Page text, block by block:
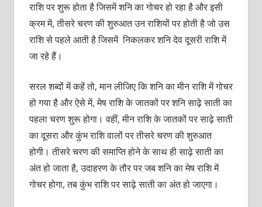
राशि पर शुरू होता है जिसमें शनि का गोचर हो रहा है और इसी
क्रम में, तीसरे चरण की शुरुआत उन राशियों पर होती है जो उस
राशि से पहले आती है जिसमें निकलकर शनि देव दूसरी राशि में
जा रहे हैं।
सरल शब्दों में कहें तो, मान लीजिए कि शनि का मीन राशि में गोचर
हो गया है और ऐसे में, मेष राशि के जातकों पर शनि साढ़े साती का
पहला चरण शुरू होगा। वहीं, मीन राशि के जातकों पर साढ़े साती
का दूसरा और कुंभ राशि वालों पर तीसरे चरण की शुरुआत
होगी। तीसरे चरण की समाप्ति होने के साथ ही साढ़े साती का
अंत हो जाता है, उदाहरण के तौर पर जब शनि का मेष राशि में
गोचर होगा, तब कुंभ राशि पर साढ़े साती का अंत हो जाएगा।